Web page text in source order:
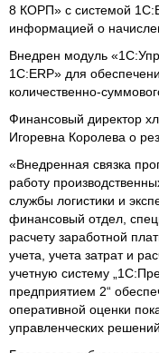
8 КОРП» с системой
информацией о
Внедрен модуль
1С:ERP» для
количественно-
Финансовый директор
Игоревна Королева о
«Внедренная связка
работу
службы логистики и
финансовый отдел,
расчету заработной
учета, учета затрат и
учетную систему
предприятием 2“
оперативной оценки
управленческих решений.